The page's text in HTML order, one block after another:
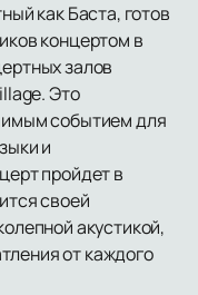
как Баста, готов
концертом в
залов
Это
событием для
и
пройдет в
своей
акустикой,
от каждого